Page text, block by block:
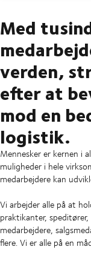
Med
verden,
efter at
mod en
logistik.
Mennesker er kernen i
muligheder i hele
medarbejdere kan
Vi arbejder alle på at
praktikanter,
medarbejdere,
flere. Vi er alle på en